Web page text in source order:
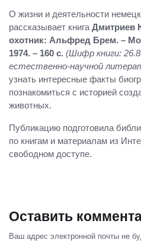
О жизни и деятельности
рассказывает книгаДмитриев
охотник: Альфред Брем. –
1974. – 160 с. (Шифр книги:
естественно-научной
узнать интересные факты
познакомиться с историей
животных.
Публикацию подготовила
по книгам и материалам из
свободном доступе.
Оставить
Ваш адрес электронной почты не